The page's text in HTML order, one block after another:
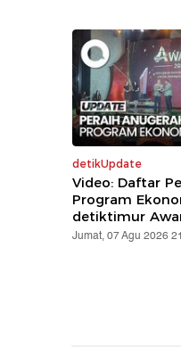
detikUpdate
Video: Daftar
Program
detiktimur
Jumat, 07 Agu 2026